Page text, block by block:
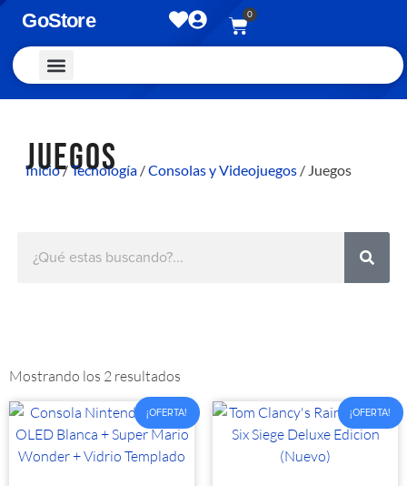
GoStore 0
JUEGOS
Inicio/Tecnología/Consolas y Videojuegos/ Juegos
Mostrando los 2 resultados
¡OFERTA! ¡OFERTA!